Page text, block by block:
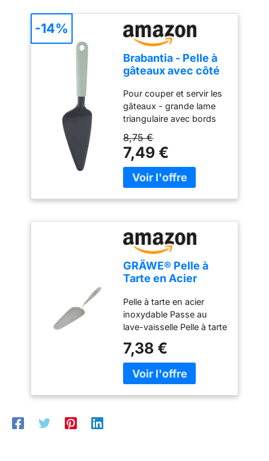
Brabantia - Pelle à
gâteaux avec côté
Green
Pour couper et servir les
gâteaux - grande lame
triangulaire avec bords
tranchants des deux
côtés. Convient aux
droitiers et aux gauchers
Facile à ranger - avec
au lave-vaisselle
8,75 €
7,49 €
-14%
GRÄWE® Pelle à
Tarte en Acier
Königstein
Pelle à tarte en acier
inoxydable Passe au
lave-vaisselle Pelle à tarte
à la main Matériau : acier
inoxydable chromé 18 %
7,38 €